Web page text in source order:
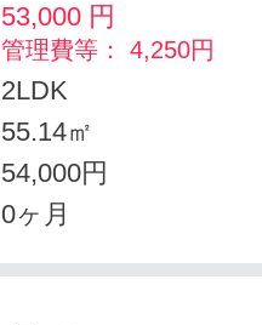
53,000 円
管理費等： 4,250円
2LDK
55.14㎡
54,000円
0ヶ月